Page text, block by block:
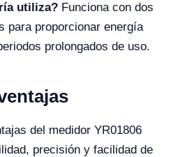
utiliza? Funciona con dos
para proporcionar energía
prolongados de uso.
del medidor YR01806
precisión y facilidad de